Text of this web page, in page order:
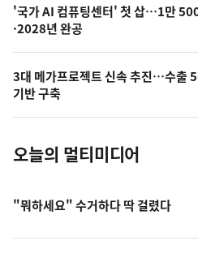
오
늘
의
사
진
'국가 AI 컴퓨팅센터' 첫 삽…1만
·2028년 완공
3대 메가프로젝트 신속 추진…수출
기반 구축
오늘의 멀티미디어
"뭐하세요" 수거하다 딱 걸렸다